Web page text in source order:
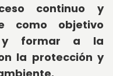
continuo y
como objetivo
y formar a la
la protección y